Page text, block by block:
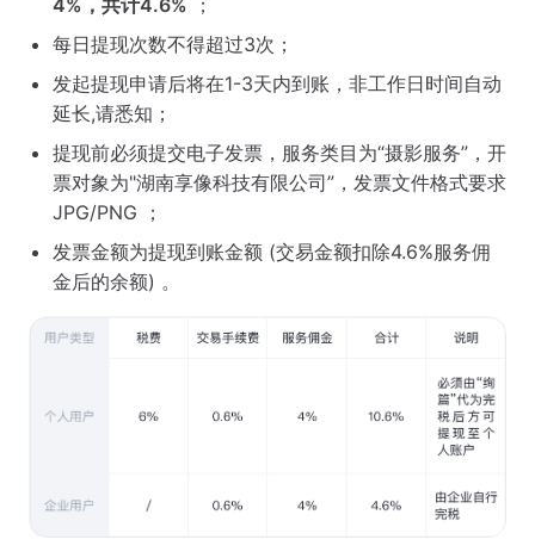
每日提现次数不得超过3次；
发起提现申请后将在1-3天内到账，非工作日时间自动
延长,请悉知；
提现前必须提交电子发票，服务类目为“摄影服务”，开
票对象为"湖南享像科技有限公司”，发票文件格式要求
JPG/PNG ；
发票金额为提现到账金额 (交易金额扣除4.6%服务佣
金后的余额) 。